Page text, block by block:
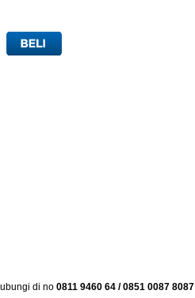
di no 0811 9460 64 / 0851 0087 8087